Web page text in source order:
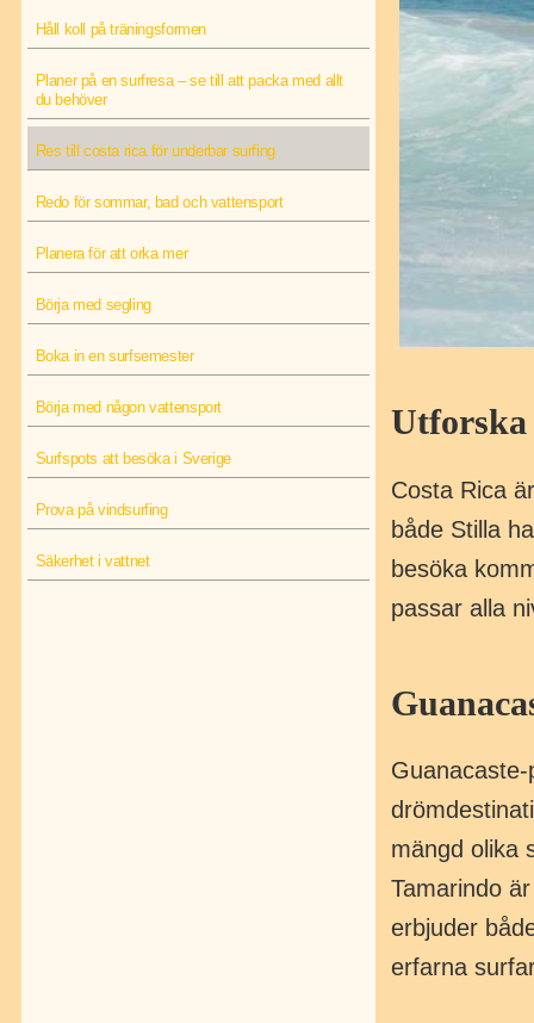
Utforska
Costa Rica
både Stilla
besöka
passar alla
mängd olika
Tamarindo
erbjuder
erfarna
Håll koll på träningsformen
Planer på en surfresa – se till att packa med allt
du behöver
Res till costa rica för underbar surfing
Redo för sommar, bad och vattensport
Planera för att orka mer
Börja med segling
Boka in en surfsemester
Börja med någon vattensport
Surfspots att besöka i Sverige
Prova på vindsurfing
Säkerhet i vattnet